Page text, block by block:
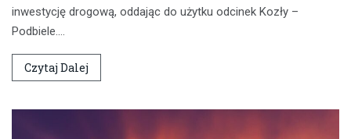
inwestycję drogową, oddając do użytku odcinek Kozły –
Podbiele.…
Czytaj Dalej